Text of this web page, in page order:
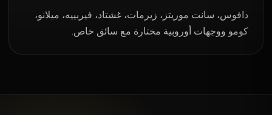
دافوس، سانت موريتز، زيرمات، غشتاد، فيربييه، ميلانو،
كومو ووجهات أوروبية مختارة مع سائق خاص.